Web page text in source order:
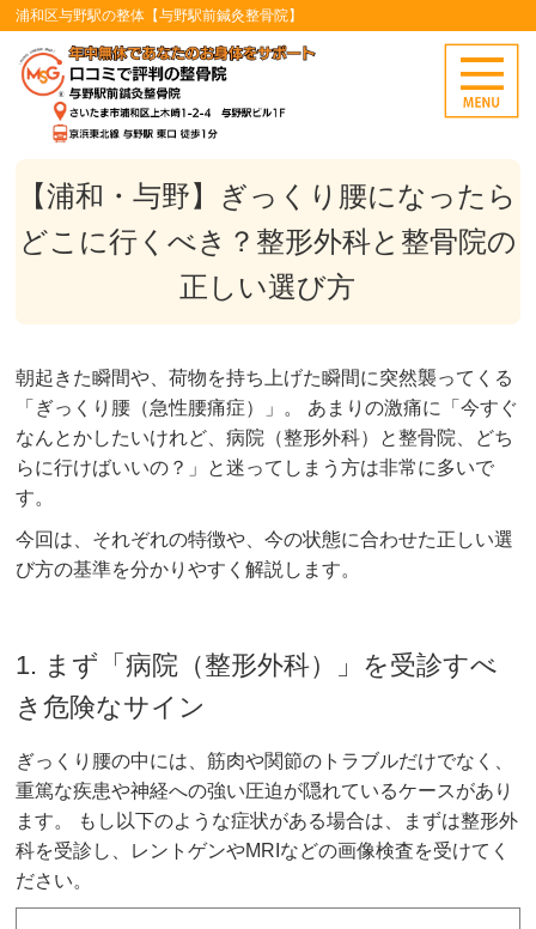
浦和区与野駅の整体【与野駅前鍼灸整骨院】
【浦和・与野】ぎっくり腰になったら
どこに行くべき？整形外科と整骨院の
正しい選び方
朝起きた瞬間や、荷物を持ち上げた瞬間に突然襲ってくる
「ぎっくり腰（急性腰痛症）」。 あまりの激痛に「今すぐ
なんとかしたいけれど、病院（整形外科）と整骨院、どち
らに行けばいいの？」と迷ってしまう方は非常に多いで
す。
今回は、それぞれの特徴や、今の状態に合わせた正しい選
び方の基準を分かりやすく解説します。
1. まず「病院（整形外科）」を受診すべ
き危険なサイン
ぎっくり腰の中には、筋肉や関節のトラブルだけでなく、
重篤な疾患や神経への強い圧迫が隠れているケースがあり
ます。 もし以下のような症状がある場合は、まずは整形外
科を受診し、レントゲンやMRIなどの画像検査を受けてく
ださい。